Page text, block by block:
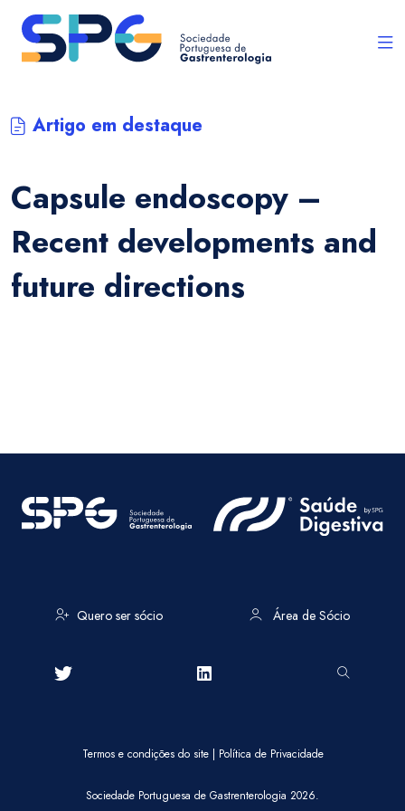
Artigo em destaque
Capsule endoscopy –
Recent developments and
future directions
Quero ser sócio Área de Sócio
Termos e condições do site| Política de Privacidade
Sociedade Portuguesa de Gastrenterologia 2026.